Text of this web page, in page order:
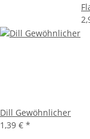
Dill Gewöhnlicher
1,39 € *